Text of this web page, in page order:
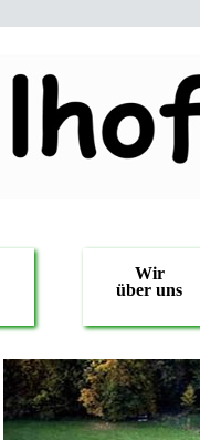
Wir
über uns